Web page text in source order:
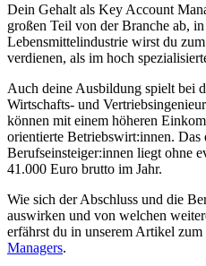
Dein Gehalt als Key Account
großen Teil von der Branche ab,
Lebensmittelindustrie wirst du
verdienen, als im hoch
Auch deine Ausbildung spielt bei
Wirtschafts- und
können mit einem höheren
orientierte Betriebswirt:innen.
Berufseinsteiger:innen liegt ohne
41.000 Euro brutto im Jahr.
Wie sich der Abschluss und die
auswirken und von welchen
erfährst du in unserem Artikel zum
Managers.